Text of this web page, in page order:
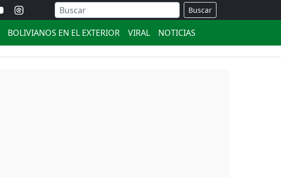
Buscar
BOLIVIANOS EN EL EXTERIOR VIRAL NOTICIAS